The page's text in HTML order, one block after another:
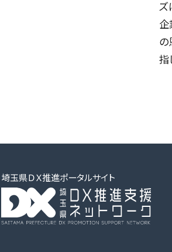
ズ
企
の
指
埼玉県ＤＸ推進ポータルサイト